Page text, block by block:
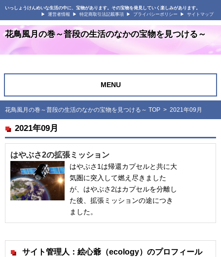
いっしょうけんめいな生活の中に、宝物があります。その宝物を発見していく楽しみがあります。
運営者情報
特定商取引法記載事項 プライバシーポリシー サイトマップ
花鳥風月の巻～普段の生活のなかの宝物を見つける～
MENU
花鳥風月の巻～普段の生活のなかの宝物を見つける～ TOP > 2021年09月
2021年09月
はやぶさ2の拡張ミッション
はやぶさ1は帰還カプセルと共に大
気圏に突入して燃え尽きました
が、はやぶさ2はカプセルを分離し
た後、拡張ミッションの途につき
ました。
サイト管理人：絵心爺（ecology）のプロフィール